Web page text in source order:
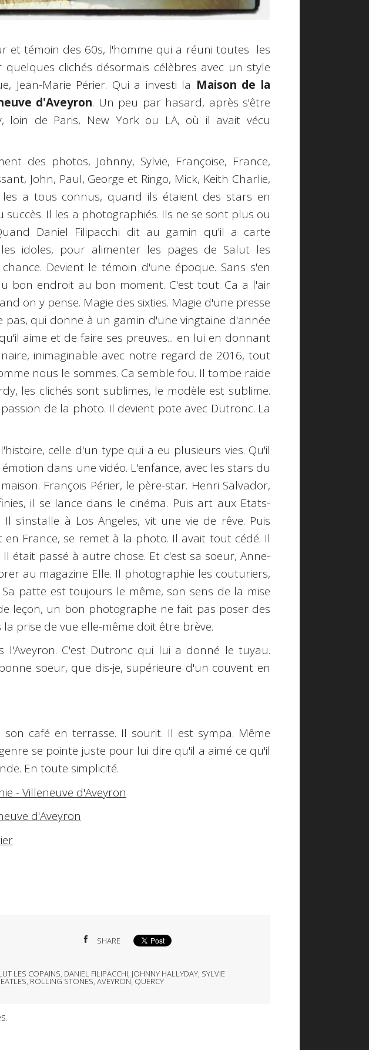
et témoin des 60s, l'homme qui a réuni toutes les
clichés désormais célèbres avec un style
Jean-Marie Périer. Qui a investi la Maison de la
d'Aveyron. Un peu par hasard, après s'être
loin de Paris, New York ou LA, où il avait vécu
des photos, Johnny, Sylvie, Françoise, France,
John, Paul, George et Ringo, Mick, Keith Charlie,
les a tous connus, quand ils étaient des stars en
succès. Il les a photographiés. Ils ne se sont plus ou
Daniel Filipacchi dit au gamin qu'il a carte
idoles, pour alimenter les pages de Salut les
Devient le témoin d'une époque. Sans s'en
bon endroit au bon moment. C'est tout. Ca a l'air
on y pense. Magie des sixties. Magie d'une presse
pas, qui donne à un gamin d'une vingtaine d'année
aime et de faire ses preuves... en lui en donnant
inimaginable avec notre regard de 2016, tout
nous le sommes. Ca semble fou. Il tombe raide
les clichés sont sublimes, le modèle est sublime.
de la photo. Il devient pote avec Dutronc. La
celle d'un type qui a eu plusieurs vies. Qu'il
dans une vidéo. L'enfance, avec les stars du
François Périer, le père-star. Henri Salvador,
il se lance dans le cinéma. Puis art aux Etats-
s'installe à Los Angeles, vit une vie de rêve. Puis
France, se remet à la photo. Il avait tout cédé. Il
était passé à autre chose. Et c'est sa soeur, Anne-
au magazine Elle. Il photographie les couturiers,
patte est toujours le même, son sens de la mise
leçon, un bon photographe ne fait pas poser des
la prise de vue elle-même doit être brève.
l'Aveyron. C'est Dutronc qui lui a donné le tuyau.
soeur, que dis-je, supérieure d'un couvent en
café en terrasse. Il sourit. Il est sympa. Même
se pointe juste pour lui dire qu'il a aimé ce qu'il
En toute simplicité.
- Villeneuve d'Aveyron
d'Aveyron
SHARE
LES COPAINS, DANIEL FILIPACCHI, JOHNNY HALLYDAY, SYLVIE
, ROLLING STONES, AVEYRON, QUERCY